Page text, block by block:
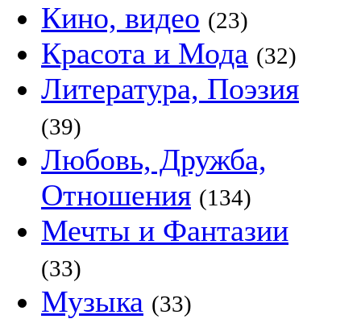
Кино, видео (23)
Красота и Мода (32)
Литература, Поэзия
(39)
Любовь, Дружба,
Отношения (134)
Мечты и Фантазии
(33)
Музыка (33)